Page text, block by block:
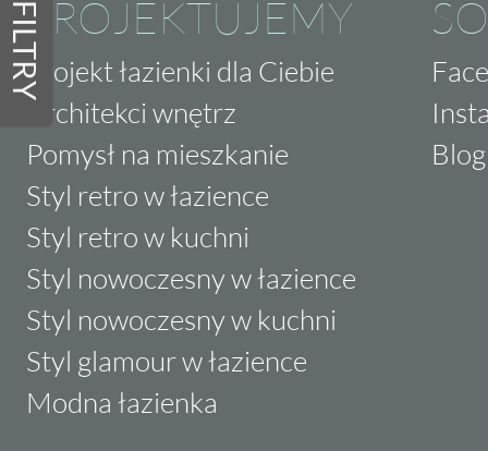
FILTRYPROJEKTUJEMY
Projekt łazienki dla Ciebie
Architekci wnętrz
Pomysł na mieszkanie
Styl retro w łazience
Styl retro w kuchni
Styl nowoczesny w łazience
Styl nowoczesny w kuchni
Styl glamour w łazience
Modna łazienka
Blog